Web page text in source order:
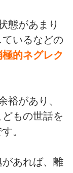
態があまり
いるなどの
極的ネグレク
裕があり、
もの世話を
。
あれば、離